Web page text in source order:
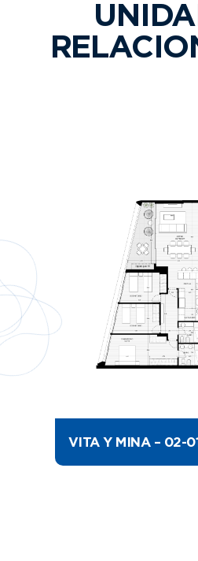
VITA Y MINA – 02-01